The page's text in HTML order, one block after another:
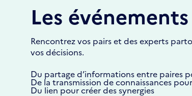
Les
Rencontrez vos pairs et des experts
vos décisions.
Du partage d’informations entre paires
De la transmission de connaissances
Du lien pour créer des synergies